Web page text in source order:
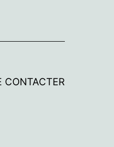
CONTACTER